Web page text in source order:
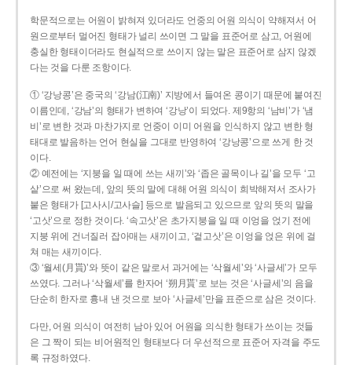
학문적으로는 어원이 밝혀져 있더라도 언중의 어원 의식이 약해져서 어
원으로부터 멀어진 형태가 널리 쓰이면 그 말을 표준어로 삼고, 어원에
충실한 형태이더라도 현실적으로 쓰이지 않는 말은 표준어로 삼지 않겠
다는 것을 다룬 조항이다.
① ‘강낭콩’은 중국의 ‘강남(江南)’ 지방에서 들여온 콩이기 때문에 붙여진
이름인데, ‘강남’의 형태가 변하여 ‘강낭’이 되었다. 제9항의 ‘남비’가 ‘냄
비’로 변한 것과 마찬가지로 언중이 이미 어원을 인식하지 않고 변한 형
태대로 발음하는 언어 현실을 그대로 반영하여 ‘강낭콩’으로 쓰게 한 것
이다.
② 예전에는 ‘지붕을 일 때에 쓰는 새끼’와 ‘좁은 골목이나 길’을 모두 ‘고
샅’으로 써 왔는데, 앞의 뜻의 말에 대해 어원 의식이 희박해져서 조사가
붙은 형태가 [고사시/고사슬] 등으로 발음되고 있으므로 앞의 뜻의 말을
‘고삿’으로 정한 것이다. ‘속고삿’은 초가지붕을 일 때 이엉을 얹기 전에
지붕 위에 건너질러 잡아매는 새끼이고, ‘겉고삿’은 이엉을 얹은 위에 걸
쳐 매는 새끼이다.
③ ‘월세(月貰)’와 뜻이 같은 말로서 과거에는 ‘삭월세’와 ‘사글세’가 모두
쓰였다. 그러나 ‘삭월세’를 한자어 ‘朔月貰’로 보는 것은 ‘사글세’의 음을
단순히 한자로 흉내 낸 것으로 보아 ‘사글세’만을 표준으로 삼은 것이다.
다만, 어원 의식이 여전히 남아 있어 어원을 의식한 형태가 쓰이는 것들
은 그 짝이 되는 비어원적인 형태보다 더 우선적으로 표준어 자격을 주도
록 규정하였다.